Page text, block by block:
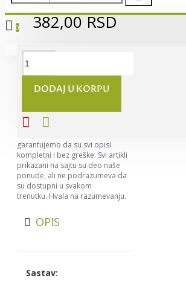
0
Vaša korpa je još uvek prazna!
382,00 RSD
DODAJ U KORPU
Napomena:Nastojimo da
budemo što precizniji u opisu
garantujemo da su svi opisi
kompletni i bez greške. Svi artikli
prikazani na sajtu su deo naše
ponude, ali ne podrazumeva da
su dostupni u svakom
trenutku. Hvala na razumevanju.
OPIS
Sastav: